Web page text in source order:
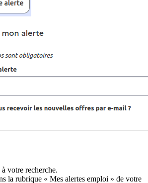
votre recherche.
la rubrique « Mes alertes emploi » de votre